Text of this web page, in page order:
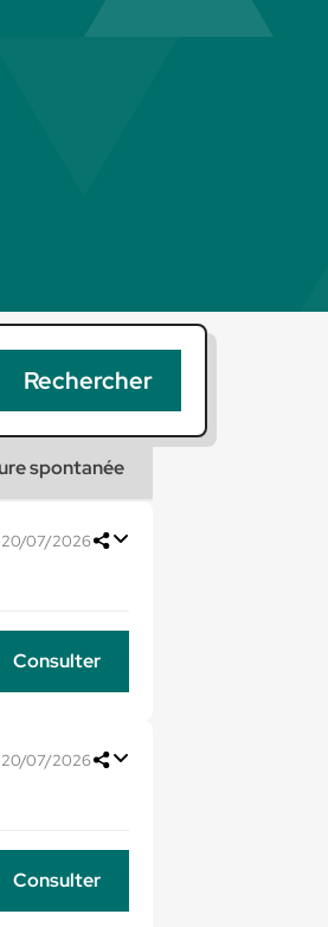
spontanée
20/07/2026
Consulter
20/07/2026
Consulter